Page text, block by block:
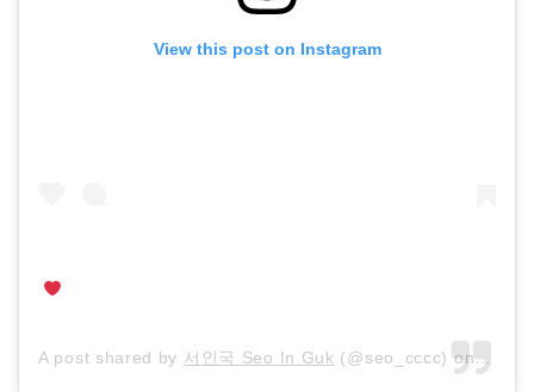
View this post on Instagram
A post shared by 서인국 Seo In Guk (@seo_cccc) on Oct